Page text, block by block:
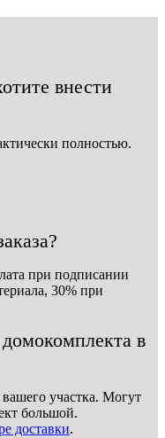
внести
полностью.
при подписании
30% при
в
участка. Могут
большой.
доставки.